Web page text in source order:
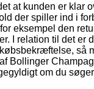
at kunden er klar
der spiller ind i
eksempel den
I relation til det er
så
Bollinger
om du